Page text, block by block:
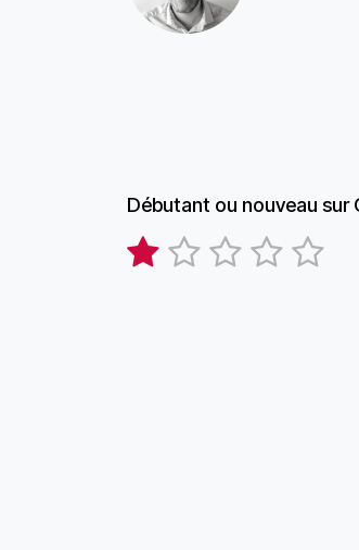
Débutant ou nouveau sur